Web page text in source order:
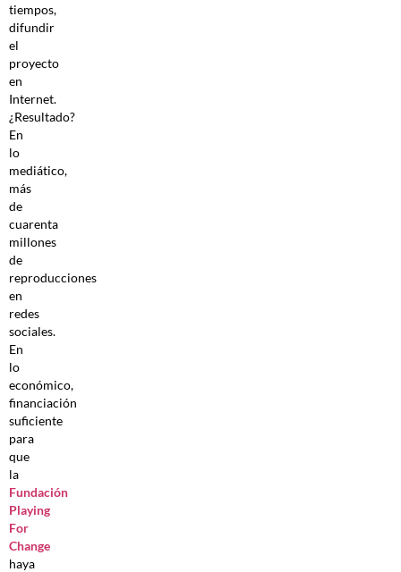
tiempos,
difundir
el
proyecto
en
Internet.
¿Resultado?
En
lo
mediático,
más
de
cuarenta
millones
de
reproducciones
en
redes
sociales.
En
lo
económico,
financiación
suficiente
para
que
la
Fundación
Playing
For
Change
haya